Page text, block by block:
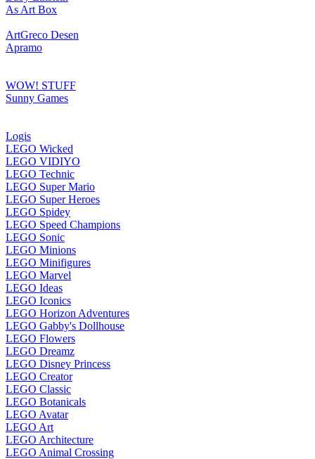
As Art Box
ArtGreco Desen
Apramo
WOW! STUFF
Sunny Games
Logis
LEGO Wicked
LEGO VIDIYO
LEGO Technic
LEGO Super Mario
LEGO Super Heroes
LEGO Spidey
LEGO Speed Champions
LEGO Sonic
LEGO Minions
LEGO Minifigures
LEGO Marvel
LEGO Ideas
LEGO Iconics
LEGO Horizon Adventures
LEGO Gabby's Dollhouse
LEGO Flowers
LEGO Dreamz
LEGO Disney Princess
LEGO Creator
LEGO Classic
LEGO Botanicals
LEGO Avatar
LEGO Art
LEGO Architecture
LEGO Animal Crossing